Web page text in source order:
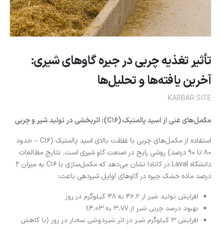
تأثیر تغذیه چربی در جیره گاوهای شیری:
آخرین یافته‌ها و تحلیل‌ها
KARBAR SITE
مکمل‌های غنی از اسید پالمتیک (C16): اثربخشی در تولید شیر و چربی
استفاده از مکمل‌های چربی با غلظت بالای اسید پالمتیک (C16 – حدود
80 تا 90 درصد) روشی رایج در صنعت گاو شیری است. نتایج مطالعات
دانشگاه Laval در کانادا نشان می‌دهد که مکمل‌سازی با C16 به میزان 2
درصد ماده خشک جیره در گاوهای اوایل شیردهی باعث:
افزایش تولید شیر از 46.2 به 48 کیلوگرم در روز
بهبود درصد چربی شیر از 3.77 به 4.03٪
افزایش 3 کیلوگرم شیر در اثر شیردوشی سه‌بار در روز (با کاهش